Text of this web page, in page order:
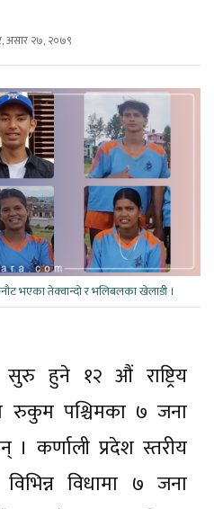
असार २७, २०७९
छनाैट भएका तेक्वान्दाे र भलिबलका खेलाडी ।
सुरु हुने १२ औं राष्ट्रिय
रुकुम पश्चिमका ७ जना
कर्णाली प्रदेश स्तरीय
विधामा ७ जना